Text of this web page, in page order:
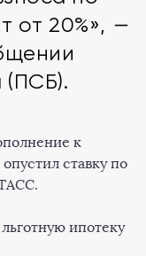
от 20%», —
(ПСБ).
к
ставку по
ипотеку